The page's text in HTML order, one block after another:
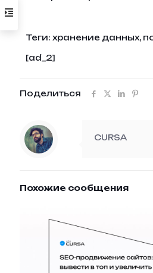
Теги: хранение данных,
[ad_2]
Поделиться
CURSA
Похожие сообщения